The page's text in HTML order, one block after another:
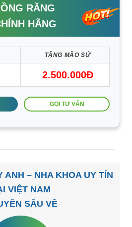
RĂNG
HÃNG
TẶNG MÃO SỨ
2.500.000Đ
GỌI TƯ VẤN
ANH – NHA KHOA UY TÍN
VIỆT NAM
SÂU VỀ